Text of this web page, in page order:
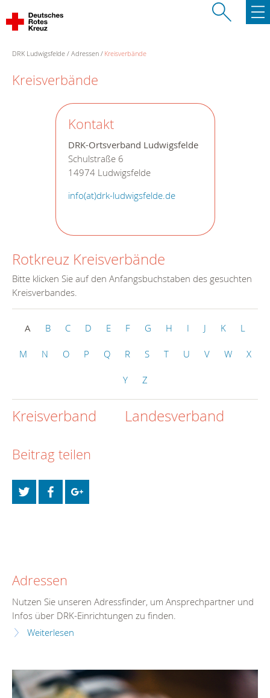
DRK Ludwigsfelde Adressen Kreisverbände
Kreisverbände
Kontakt
DRK-Ortsverband Ludwigsfelde
Schulstraße 6
14974 Ludwigsfelde
info(at)drk-ludwigsfelde.de
Rotkreuz Kreisverbände
Bitte klicken Sie auf den Anfangsbuchstaben des gesuchten
Kreisverbandes.
A B C D E F G H I J K L
M N O P Q R S T U V W X
Y Z
Kreisverband Landesverband
Beitrag teilen
Adressen
Nutzen Sie unseren Adressfinder, um Ansprechpartner und
Infos über DRK-Einrichtungen zu finden.
Weiterlesen